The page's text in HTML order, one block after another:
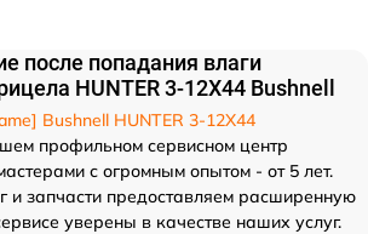
после попадания влаги
HUNTER 3-12X44 Bushnell
Bushnell HUNTER 3-12X44
профильном сервисном центр
с огромным опытом - от 5 лет.
и запчасти предоставляем расширенную
уверены в качестве наших услуг.